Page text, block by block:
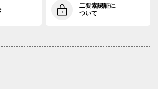
二要素認証に
ついて